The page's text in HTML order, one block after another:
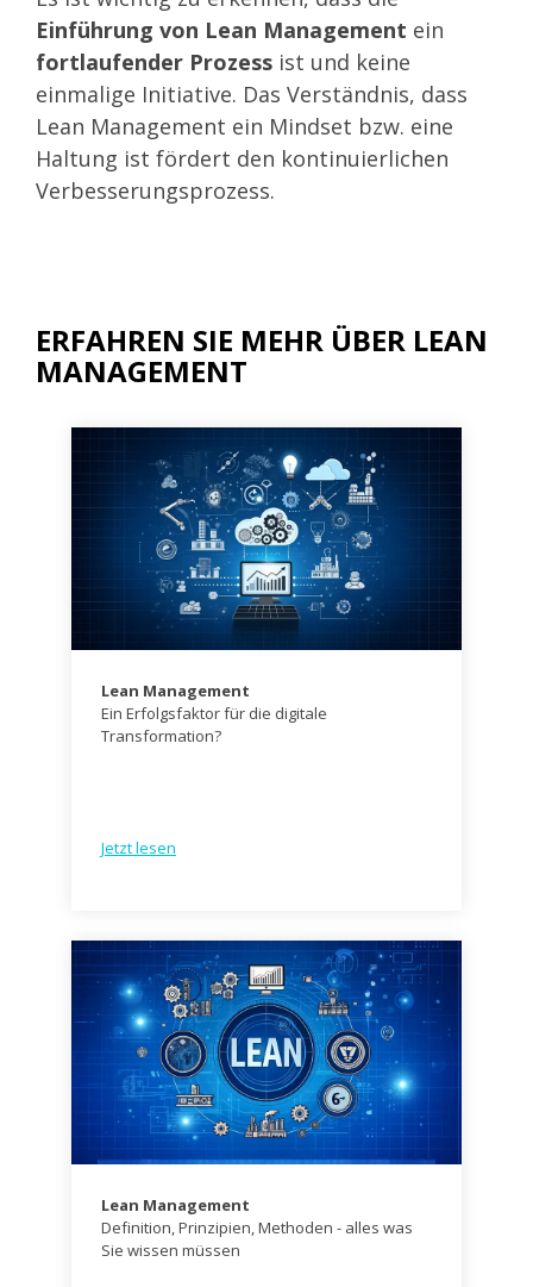
Einführung von Lean Management ein
fortlaufender Prozess ist und keine
einmalige Initiative. Das Verständnis, dass
Lean Management ein Mindset bzw. eine
Haltung ist fördert den kontinuierlichen
Verbesserungsprozess.
ERFAHREN SIE MEHR ÜBER LEAN
MANAGEMENT
Lean Management
Ein Erfolgsfaktor für die digitale
Transformation?
Jetzt lesen
Lean Management
Definition, Prinzipien, Methoden - alles was
Sie wissen müssen